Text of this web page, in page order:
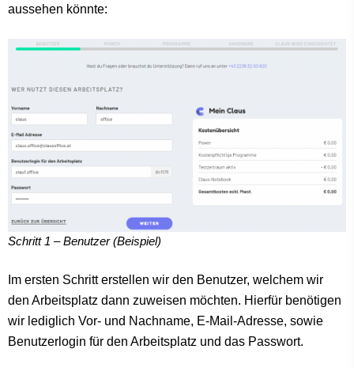
aussehen könnte:
Schritt 1 – Benutzer (Beispiel)
Im ersten Schritt erstellen wir den Benutzer, welchem wir
den Arbeitsplatz dann zuweisen möchten. Hierfür benötigen
wir lediglich Vor- und Nachname, E-Mail-Adresse, sowie
Benutzerlogin für den Arbeitsplatz und das Passwort.